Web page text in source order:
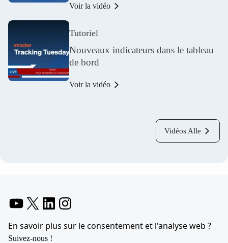
Voir la vidéo
Tutoriel
Nouveaux indicateurs dans le tableau
de bord
Voir la vidéo
Vidéos Alle
En savoir plus sur le consentement et l'analyse web ?
Suivez-nous !